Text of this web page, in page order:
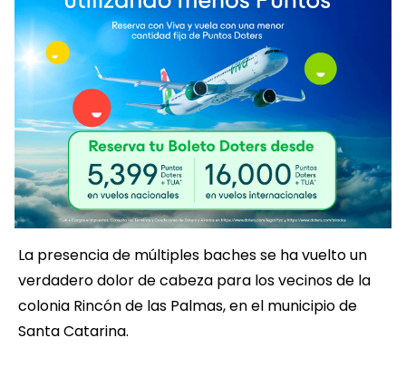
La presencia de múltiples baches se ha vuelto un
verdadero dolor de cabeza para los vecinos de la
colonia Rincón de las Palmas, en el municipio de
Santa Catarina.